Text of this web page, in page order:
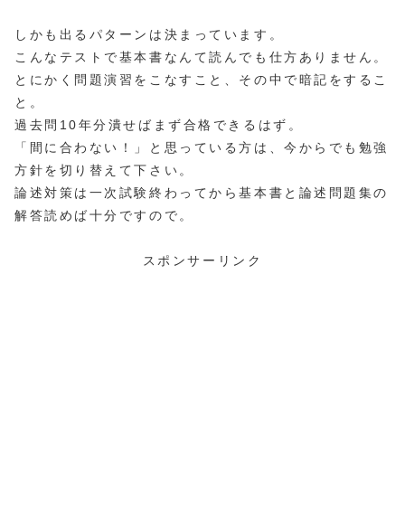
しかも出るパターンは決まっています。
こんなテストで基本書なんて読んでも仕方ありません。
とにかく問題演習をこなすこと、その中で暗記をするこ
と。
過去問10年分潰せばまず合格できるはず。
「間に合わない！」と思っている方は、今からでも勉強
方針を切り替えて下さい。
論述対策は一次試験終わってから基本書と論述問題集の
解答読めば十分ですので。
スポンサーリンク